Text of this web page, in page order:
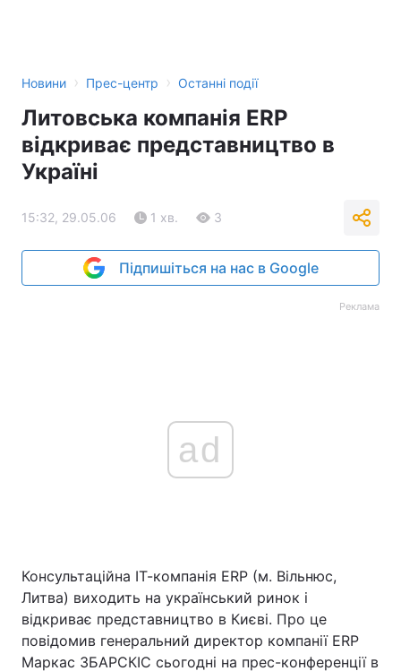
Новини › Прес-центр › Останні події
Литовська компанія ERP
відкриває представництво в
Україні
15:32, 29.05.06 1 хв. 3
Підпишіться на нас в Google
Реклама
ad
Консультаційна ІТ-компанія ERP (м. Вільнюс,
Литва) виходить на український ринок і
відкриває представництво в Києві. Про це
повідомив генеральний директор компанії ERP
Маркас ЗБАРСКІС сьогодні на прес-конференції в